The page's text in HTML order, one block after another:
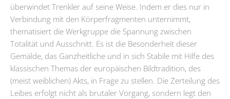
überwindet Trenkler auf seine Weise. Indem er dies nur in
Verbindung mit den Körperfragmenten unternimmt,
thematisiert die Werkgruppe die Spannung zwischen
Totalität und Ausschnitt. Es ist die Besonderheit dieser
Gemälde, das Ganzheitliche und in sich Stabile mit Hilfe des
klassischen Themas der europäischen Bildtradition, des
(meist weiblichen) Akts, in Frage zu stellen. Die Zerteilung des
Leibes erfolgt nicht als brutaler Vorgang, sondern legt den